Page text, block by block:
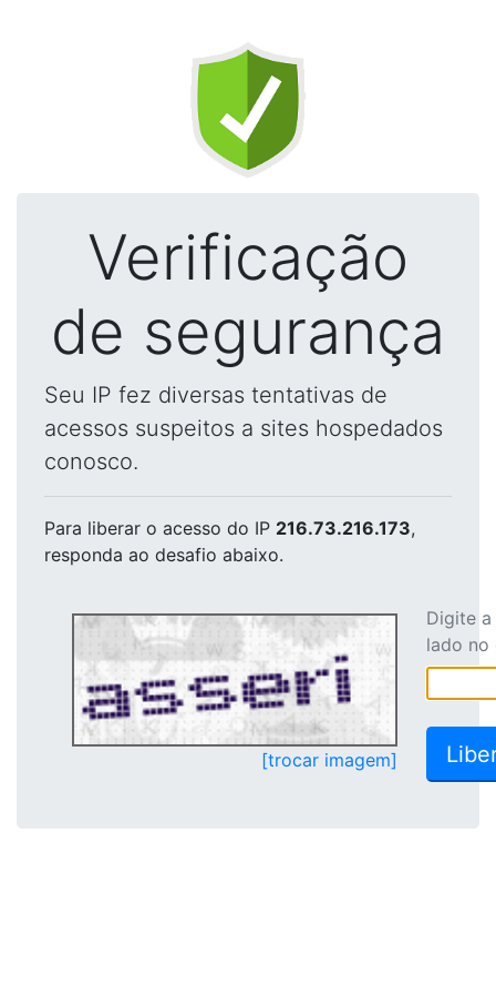
Verificação
de segurança
Seu IP fez diversas tentativas de
acessos suspeitos a sites hospedados
conosco.
Para liberar o acesso do IP 216.73.216.173,
responda ao desafio abaixo.
[trocar imagem]
Digite
lado no